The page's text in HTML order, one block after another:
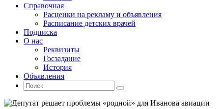
Справочная
Расценки на рекламу и объявления
Расписание детских врачей
Подписка
О нас
Реквизиты
Госзадание
История
Объявления
Поиск
Искать:
Поиск